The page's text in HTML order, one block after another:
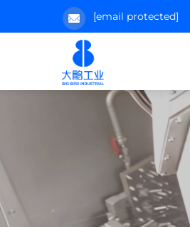
[email protected]